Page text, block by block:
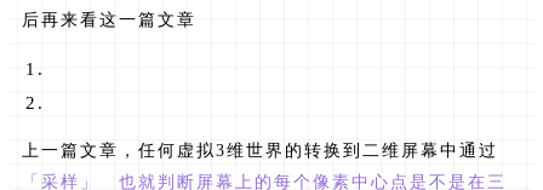
后再来看这一篇文章
上一篇文章，任何虚拟3维世界的转换到二维屏幕中通过
「采样」 也就判断屏幕上的每个像素中心点是不是在三